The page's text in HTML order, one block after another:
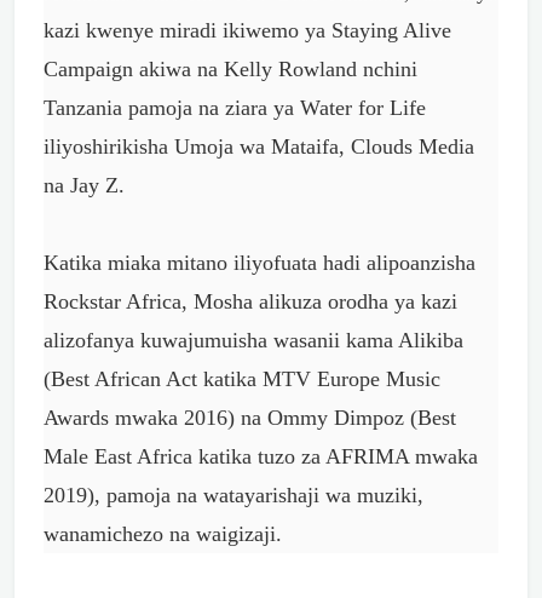
kazi kwenye miradi ikiwemo ya Staying Alive
Campaign akiwa na Kelly Rowland nchini
Tanzania pamoja na ziara ya Water for Life
iliyoshirikisha Umoja wa Mataifa, Clouds Media
na Jay Z.
Katika miaka mitano iliyofuata hadi alipoanzisha
Rockstar Africa, Mosha alikuza orodha ya kazi
alizofanya kuwajumuisha wasanii kama Alikiba
(Best African Act katika MTV Europe Music
Awards mwaka 2016) na Ommy Dimpoz (Best
Male East Africa katika tuzo za AFRIMA mwaka
2019), pamoja na watayarishaji wa muziki,
wanamichezo na waigizaji.